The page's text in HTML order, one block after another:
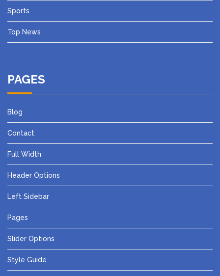
Sports
Top News
PAGES
Blog
Contact
Full Width
Header Options
Left Sidebar
Pages
Slider Options
Style Guide